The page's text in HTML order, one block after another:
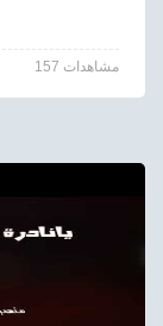
157 مشاهدات